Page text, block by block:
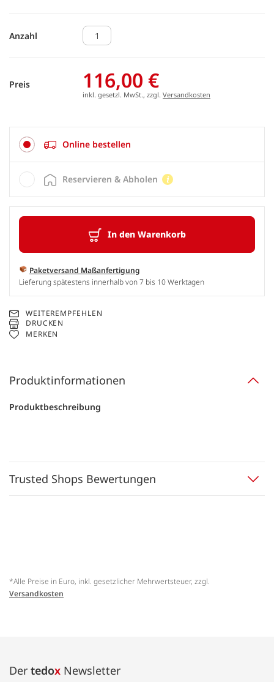
Anzahl
Preis 116,00 €
inkl. gesetzl. MwSt., zzgl. Versandkosten
Online bestellen
In den Warenkorb
Paketversand Maßanfertigung
Lieferung spätestens innerhalb von 7 bis 10 Werktagen
Reservieren & Abholen
WEITEREMPFEHLEN
DRUCKEN
MERKEN
Produktinformationen
Produktbeschreibung
Trusted Shops Bewertungen
*Alle Preise in Euro, inkl. gesetzlicher Mehrwertsteuer, zzgl.
Versandkosten
Der tedox Newsletter